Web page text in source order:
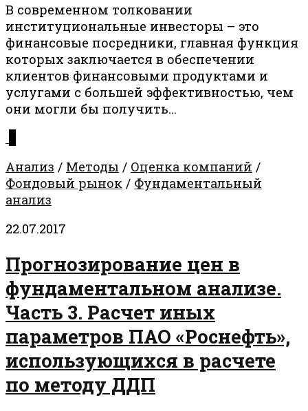
В современном толковании
институциональные инвесторы – это
финансовые посредники, главная функция
которых заключается в обеспечении
клиентов финансовыми продуктами и
услугами с большей эффективностью, чем
они могли бы получить...
Анализ / Методы / Оценка компаний /
Фондовый рынок / Фундаментальный
анализ
22.07.2017
Прогнозирование цен в
фундаментальном анализе.
Часть 3. Расчет иных
параметров ПАО «Роснефть»,
использующихся в расчете
по методу ДДП